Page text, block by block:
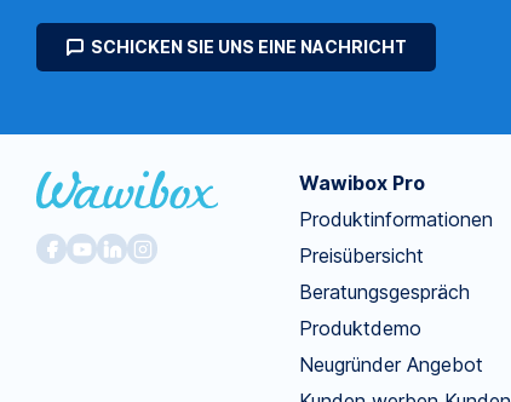
SCHICKEN SIE UNS EINE NACHRICHT
Wawibox Pro
Produktinformationen
Preisübersicht
Beratungsgespräch
Produktdemo
Neugründer Angebot